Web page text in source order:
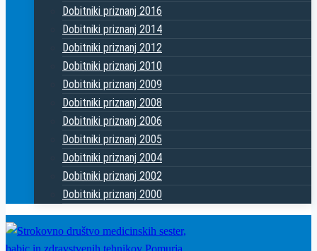
Dobitniki priznanj 2016
Dobitniki priznanj 2014
Dobitniki priznanj 2012
Dobitniki priznanj 2010
Dobitniki priznanj 2009
Dobitniki priznanj 2008
Dobitniki priznanj 2006
Dobitniki priznanj 2005
Dobitniki priznanj 2004
Dobitniki priznanj 2002
Dobitniki priznanj 2000